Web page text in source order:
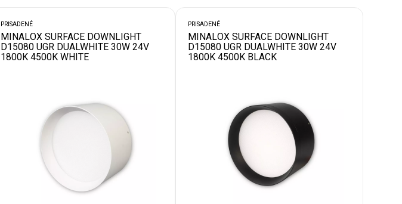
PRISADENÉ
MINALOX SURFACE DOWNLIGHT
D15080 UGR DUALWHITE 30W 24V
1800K 4500K WHITE
PRISADENÉ
MINALOX SURFACE DOWNLIGHT
D15080 UGR DUALWHITE 30W 24V
1800K 4500K BLACK